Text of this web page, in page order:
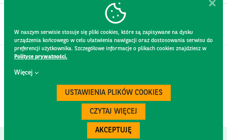
W naszym serwisie stosuje się pliki cookies, które są zapisywane na dysku
urządzenia końcowego w celu ułatwienia nawigacji oraz dostosowania serwisu do
preferencji użytkownika. Szczegółowe informacje o plikach cookies znajdziesz w
Polityce prywatności.
Więcej
USTAWIENIA PLIKÓW COOKIES
CZYTAJ WIĘCEJ
AKCEPTUJĘ
KONTAKT
REGULAMIN STRONY
POLITYKA PRYWATNOŚCI